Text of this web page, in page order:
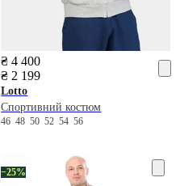
₴ 4 400
₴ 2 199
Lotto
Спортивний костюм
464850525456
−25%